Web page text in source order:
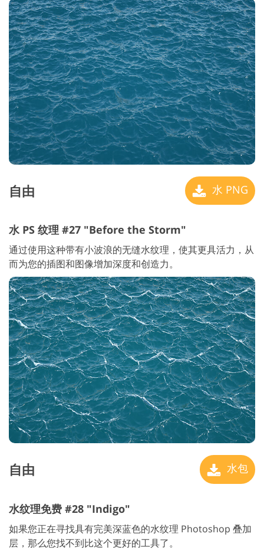
自由 水 PNG
水 PS 纹理 #27 "Before the Storm"
通过使用这种带有小波浪的无缝水纹理，使其更具活力，从
而为您的插图和图像增加深度和创造力。
自由 水包
水纹理免费 #28 "Indigo"
如果您正在寻找具有完美深蓝色的水纹理 Photoshop 叠加
层，那么您找不到比这个更好的工具了。